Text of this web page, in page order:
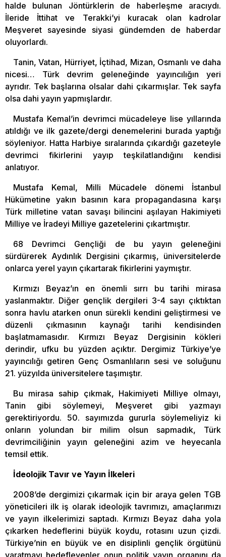
halde bulunan Jöntürklerin de haberleşme aracıydı.
İleride İttihat ve Terakki’yi kuracak olan kadrolar
Meşveret sayesinde siyasi gündemden de haberdar
oluyorlardı.
Tanin, Vatan, Hürriyet, İçtihad, Mizan, Osmanlı ve daha
nicesi… Türk devrim geleneğinde yayıncılığın yeri
ayrıdır. Tek başlarına olsalar dahi çıkarmışlar. Tek sayfa
olsa dahi yayın yapmışlardır.
Mustafa Kemal’in devrimci mücadeleye lise yıllarında
atıldığı ve ilk gazete/dergi denemelerini burada yaptığı
söyleniyor. Hatta Harbiye sıralarında çıkardığı gazeteyle
devrimci fikirlerini yayıp teşkilatlandığını kendisi
anlatıyor.
Mustafa Kemal, Milli Mücadele dönemi İstanbul
Hükümetine yakın basının kara propagandasına karşı
Türk milletine vatan savaşı bilincini aşılayan Hakimiyeti
Milliye ve İradeyi Milliye gazetelerini çıkartmıştır.
68 Devrimci Gençliği de bu yayın geleneğini
sürdürerek Aydınlık Dergisini çıkarmış, üniversitelerde
onlarca yerel yayın çıkartarak fikirlerini yaymıştır.
Kırmızı Beyaz’ın en önemli sırrı bu tarihi mirasa
yaslanmaktır. Diğer gençlik dergileri 3-4 sayı çıktıktan
sonra havlu atarken onun sürekli kendini geliştirmesi ve
düzenli çıkmasının kaynağı tarihi kendisinden
başlatmamasıdır. Kırmızı Beyaz Dergisinin kökleri
derindir, ufku bu yüzden açıktır. Dergimiz Türkiye’ye
yayıncılığı getiren Genç Osmanlıların sesi ve soluğunu
21. yüzyılda üniversitelere taşımıştır.
Bu mirasa sahip çıkmak, Hakimiyeti Milliye olmayı,
Tanin gibi söylemeyi, Meşveret gibi yazmayı
gerektiriyordu. 50. sayımızda gururla söylemeliyiz ki
onların yolundan bir milim olsun sapmadık, Türk
devrimciliğinin yayın geleneğini azim ve heyecanla
temsil ettik.
İdeolojik Tavır ve Yayın İlkeleri
2008’de dergimizi çıkarmak için bir araya gelen TGB
yöneticileri ilk iş olarak ideolojik tavrımızı, amaçlarımızı
ve yayın ilkelerimizi saptadı. Kırmızı Beyaz daha yola
çıkarken hedeflerini büyük koydu, rotasını uzun çizdi.
Türkiye’nin en büyük ve en disiplinli gençlik örgütünü